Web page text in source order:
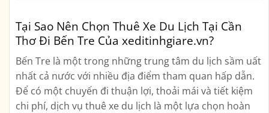
Tại Sao Nên Chọn Thuê Xe Du Lịch Tại Cần
Thơ Đi Bến Tre Của xeditinhgiare.vn?
Bến Tre là một trong những trung tâm du lịch sầm uất
nhất cả nước với nhiều địa điểm tham quan hấp dẫn.
Để có một chuyến đi thuận lợi, thoải mái và tiết kiệm
chi phí, dịch vụ thuê xe du lịch là một lựa chọn hoàn